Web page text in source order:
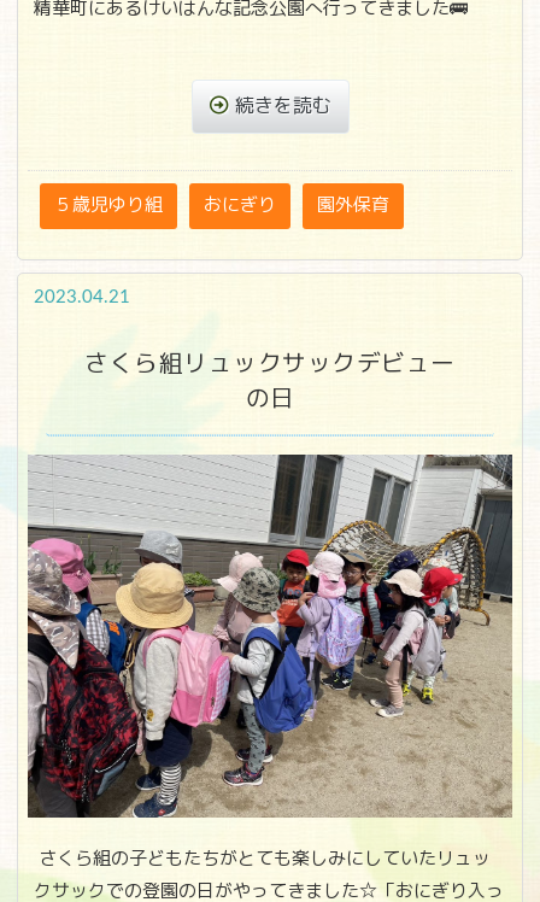
精華町にあるけいはんな記念公園へ行ってきました🚌
続きを読む
５歳児ゆり組 おにぎり 園外保育
2023.04.21
さくら組リュックサックデビュー
の日
さくら組の子どもたちがとても楽しみにしていたリュッ
クサックでの登園の日がやってきました☆「おにぎり入っ